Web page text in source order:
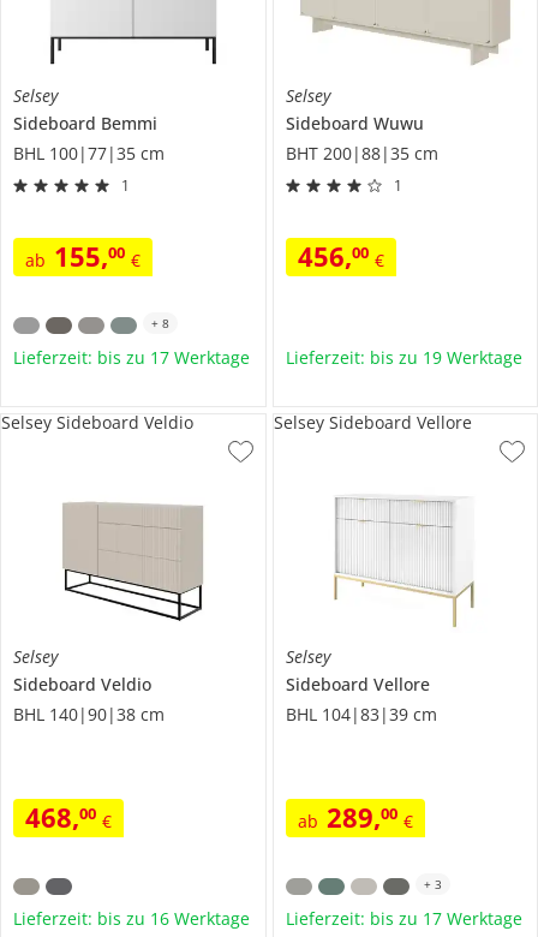
Selsey
Sideboard Bemmi
BHL 100|77|35 cm
1
ab 155,00 €
+ 8
Lieferzeit: bis zu 17 Werktage
Selsey
Sideboard Wuwu
BHT 200|88|35 cm
1
456,00 €
Lieferzeit: bis zu 19 Werktage
Selsey
Sideboard Veldio
BHL 140|90|38 cm
468,00 €
Selsey Sideboard Veldio
Lieferzeit: bis zu 16 Werktage
Selsey
Sideboard Vellore
BHL 104|83|39 cm
ab 289,00 €
Selsey Sideboard Vellore
+ 3
Lieferzeit: bis zu 17 Werktage